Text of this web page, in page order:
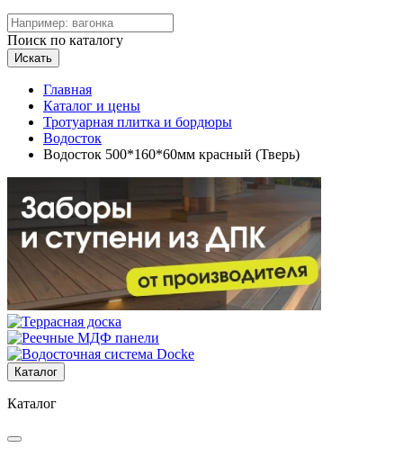
Поиск по каталогу
Искать
Главная
Каталог и цены
Тротуарная плитка и бордюры
Водосток
Водосток 500*160*60мм красный (Тверь)
Каталог
Каталог